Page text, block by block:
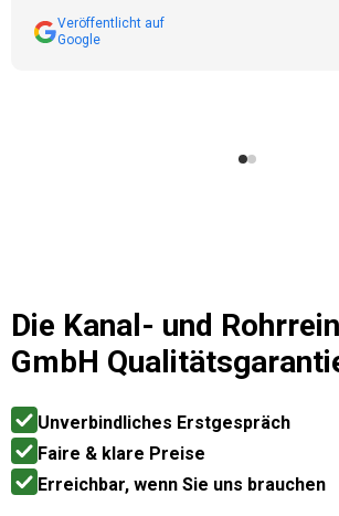
Veröffentlicht auf
Google
Die Kanal- und
GmbH
Unverbindliches Erstgespräch
Faire & klare Preise
Erreichbar, wenn Sie uns brauchen